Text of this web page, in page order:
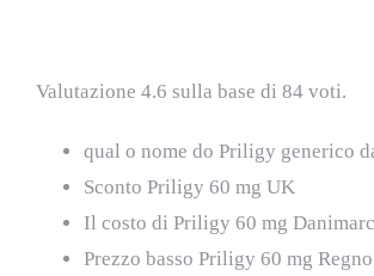
Valutazione 4.6 sulla base di 84 voti.
qual o nome do Priligy generico
Sconto Priligy 60 mg UK
Il costo di Priligy 60 mg
Prezzo basso Priligy 60 mg